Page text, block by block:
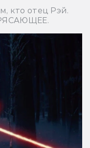
кто отец Рэй.